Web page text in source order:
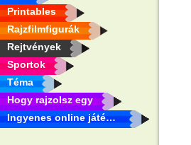
Printables
Rajzfilmfigurák
Rejtvények
Sportok
Téma
Hogy rajzolsz egy
Ingyenes online játékok